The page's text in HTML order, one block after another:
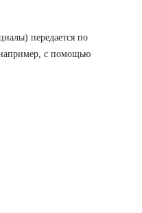
передается по
с помощью